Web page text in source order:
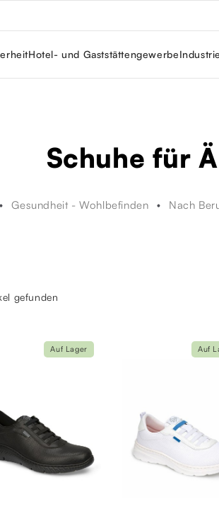
Hotel- und Gaststättengewerbe
Schuhe für
Gesundheit - Wohlbefinden Nach
gefunden
Auf Lager Auf